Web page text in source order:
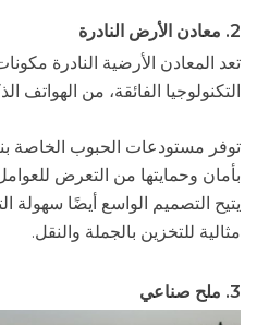
2. معادن الأرض النادرة
تعد المعادن الأرضية النادرة
التكنولوجيا الفائقة، من الهواتف
توفر مستودعات الحبوب الخاصة
بأمان وحمايتها من التعرض
يتيح التصميم الواسع أيضًا سهولة
مثالية للتخزين بالجملة والنقل.
3. ملح صناعي